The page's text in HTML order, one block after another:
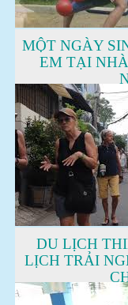
MỘT NGÀY
EM TẠI
DU LỊCH
LỊCH TRẢI